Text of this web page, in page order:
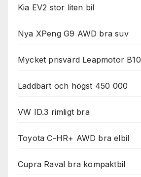
Kia EV2 stor liten bil
Nya XPeng G9 AWD bra suv
Mycket prisvärd Leapmotor B10
Laddbart och högst 450 000
VW ID.3 rimligt bra
Toyota C-HR+ AWD bra elbil
Cupra Raval bra kompaktbil